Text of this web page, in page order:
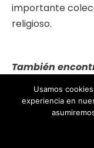
importante
religioso.
También
obviamente
temporal, pero
Betanzos.
Usamos
experiencia en